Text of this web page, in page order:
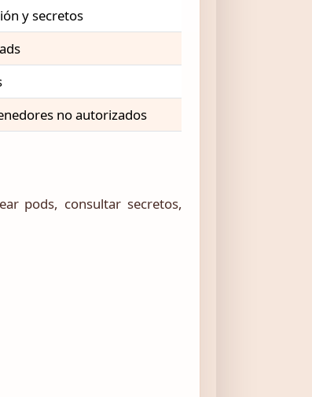
y secretos
no autorizados
pods, consultar secretos,